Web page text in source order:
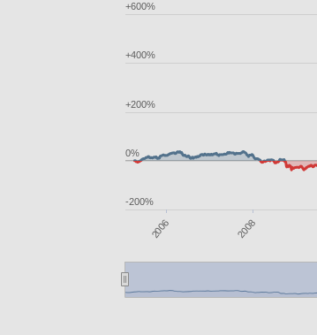
2006 2008
-200%
0%
+200%
+400%
+600%